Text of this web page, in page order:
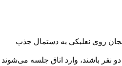
روی نعلبکی به دستمال جذب
جلسه و مستقر شدن آن‌ها، میزبان‌ها که عمدتاً برای جلسات ویژه و مهم بالای 15 نفر باید دو نفر باشند، وارد اتاق جلسه